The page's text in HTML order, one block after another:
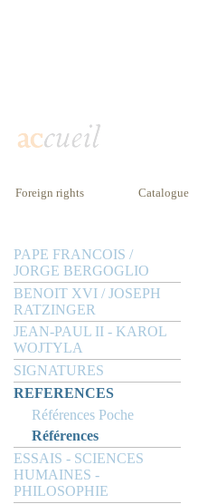
Foreign rights Catalogue
PAPE FRANCOIS /
JORGE BERGOGLIO
BENOIT XVI / JOSEPH
RATZINGER
JEAN-PAUL II - KAROL
WOJTYLA
SIGNATURES
REFERENCES
Références Poche
Références
ESSAIS - SCIENCES
HUMAINES -
PHILOSOPHIE